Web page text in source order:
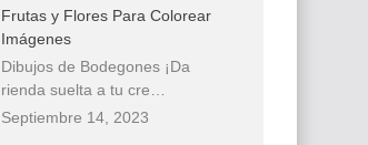
Frutas y Flores Para Colorear
Imágenes
Dibujos de Bodegones ¡Da
rienda suelta a tu cre…
Septiembre 14, 2023